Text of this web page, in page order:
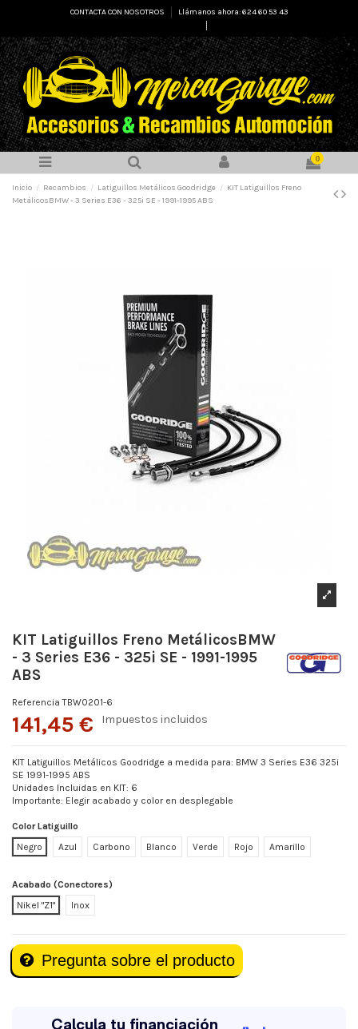
CONTACTA CON NOSOTROS
Llámanos ahora: 624 60 53 43
0
Inicio Recambios Latiguillos Metálicos Goodridge
KIT Latiguillos Freno
MetálicosBMW - 3 Series E36 - 325i SE - 1991-1995 ABS
KIT Latiguillos Freno MetálicosBMW
- 3 Series E36 - 325i SE - 1991-1995
ABS
Referencia TBW0201-6
141,45 € Impuestos incluidos
KIT Latiguillos Metálicos Goodridge a medida para: BMW 3 Series E36 325i
SE 1991-1995 ABS
Unidades Incluidas en KIT: 6
Importante: Elegir acabado y color en desplegable
Color Latiguillo
Negro
Azul Carbono Blanco Verde Rojo Amarillo
Acabado (Conectores)
Nikel "Z1"
Inox
Pregunta sobre el producto